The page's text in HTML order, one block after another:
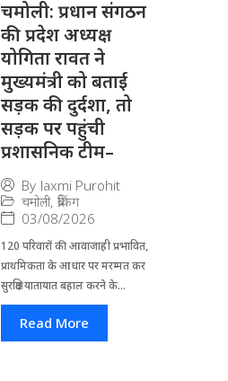
चमोली: प्रधान संगठन
की प्रदेश अध्यक्ष
योगिता रावत ने
मुख्यमंत्री को बताई
सड़क की दुर्दशा, तो
सड़क पर पहुंची
प्रशासनिक टीम–
By laxmi Purohit
चमोली, ब्रेकिंग
03/08/2026
120 परिवारों की आवाजाही प्रभावित,
प्राथमिकता के आधार पर मरम्मत कर
सुरक्षित यातायात बहाल करने के...
Read More